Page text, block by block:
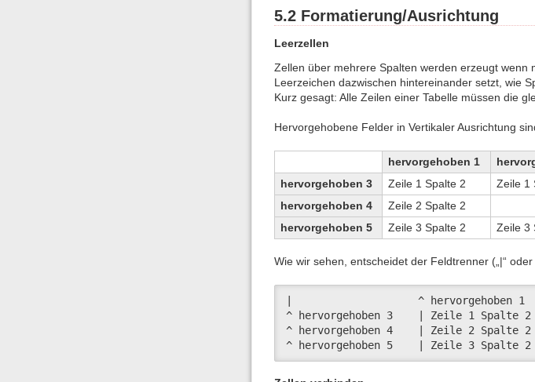
5.2 Formatierung/Ausrichtung
Leerzellen
Zellen über mehrere Spalten werden erzeugt wenn
Leerzeichen dazwischen hintereinander setzt, wie
Kurz gesagt: Alle Zeilen einer Tabelle müssen die
Hervorgehobene Felder in Vertikaler Ausrichtung
hervorgehoben 1
hervorgehoben 3
Zeile 1 Spalte 2
Zeile 1
hervorgehoben 4
Zeile 2 Spalte 2
hervorgehoben 5
Zeile 3 Spalte 2 Zeile 3
Wie wir sehen, entscheidet der Feldtrenner („|“
|                    ^ hervorgehoben 1
^ hervorgehoben 3    | Zeile 1
^ hervorgehoben 4    | Zeile 2
^ hervorgehoben 5    | Zeile 3